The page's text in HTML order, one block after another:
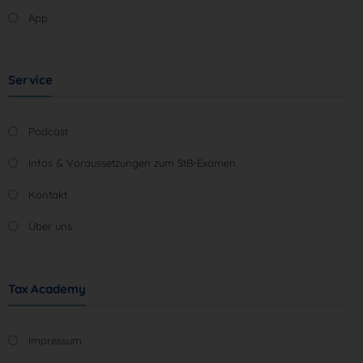
App
Service
Podcast
Infos & Voraussetzungen zum StB-Examen
Kontakt
Über uns
Tax Academy
Impressum